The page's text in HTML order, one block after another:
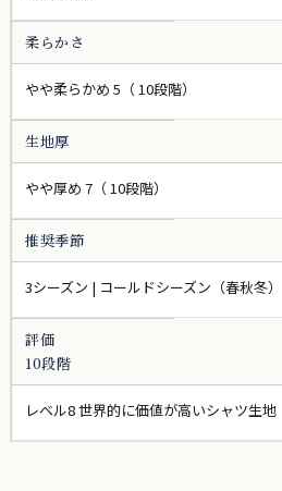
柔らかさ
やや柔らかめ 5（ 10段階）
生地厚
やや厚め 7（ 10段階）
推奨季節
3シーズン | コールドシーズン（春秋冬）
評価
10段階
レベル8 世界的に価値が高いシャツ生地